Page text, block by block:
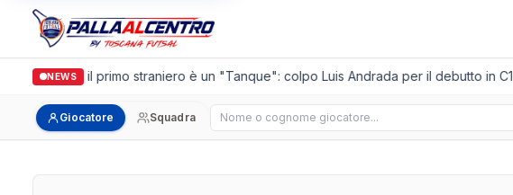
NEWS
Casalguidi, il primo straniero è un "Tanque": colpo Luis Andrada per il debutto in C1•
Giocatore Squadra Cerca giocatore